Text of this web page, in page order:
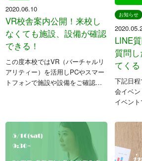
学校法人東洋育英会
〒329-1321 栃木県さくら市
TEL: 028-681-1301 / FAX:
日本政策金融公庫
Orico
2020.06.10
VR校舎案内公開！来校し
なくても施設、設備が確認
できる！
この度本校ではVR（バーチャルリ
アリティー）を活用しPCやスマー
トフォンで施設や設備をご確認い
だけない場合でも気軽に本校内を
ご覧 […]
お知らせ
LINE
質問
てくる
下記日
会イベ
イベン
すぐに
に希望
入試の内
[…]